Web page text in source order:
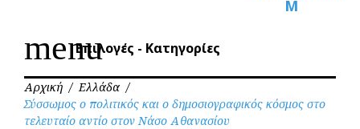
menuΕπιλογές - Κατηγορίες
Αρχική / Ελλάδα /
Σύσσωμος ο πολιτικός και ο δημοσιογραφικός κόσμος στο
τελευταίο αντίο στον Νάσο Αθανασίου